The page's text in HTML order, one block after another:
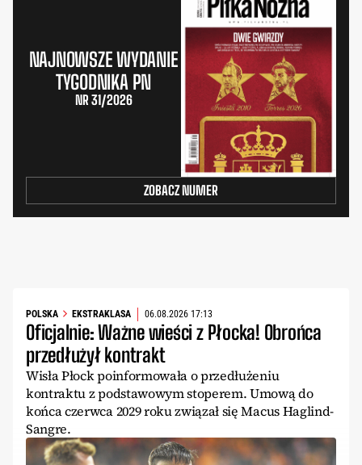
NAJNOWSZE WYDANIE
TYGODNIKA PN
NR 31/2026
ZOBACZ NUMER
POLSKA EKSTRAKLASA 06.08.2026 17:13
Oficjalnie: Ważne wieści z Płocka! Obrońca
przedłużył kontrakt
Wisła Płock poinformowała o przedłużeniu
kontraktu z podstawowym stoperem. Umową do
końca czerwca 2029 roku związał się Macus Haglind-
Sangre.